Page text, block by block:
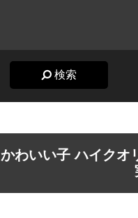
検索
かわいい子 ハイクオ